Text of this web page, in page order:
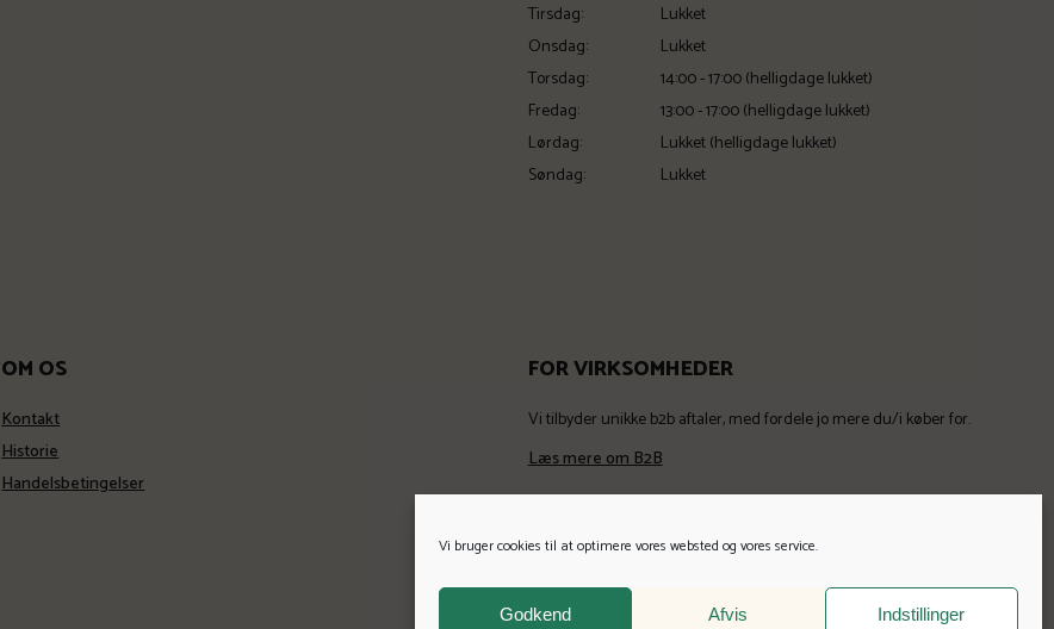
Vi bruger cookies til at optimere vores websted og vores service.
Godkend Afvis Indstillinger
Tirsdag:
Lukket
Onsdag:
Lukket
Torsdag:
14:00 - 17:00 (helligdage lukket)
Fredag:
13:00 - 17:00 (helligdage lukket)
Lørdag:
Lukket (helligdage lukket)
Søndag:
Lukket
OM OS
Kontakt
Historie
Handelsbetingelser
FOR VIRKSOMHEDER
Vi tilbyder unikke b2b aftaler, med fordele jo mere du/i køber for.
Læs mere om B2B